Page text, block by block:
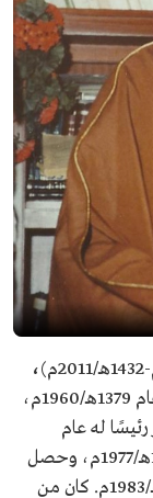
،
شاعر وكاتب سعودي، أسس صحيفة الجزيرة عام 1379هـ/1960م،
له عام
1395هـ/1975م، وأنشأ مطابع الفرزدق عام 1397هـ/1977م، وحصل
على جائزة الدولة التقديرية في الأدب عام 1403هـ/1983م. كان من